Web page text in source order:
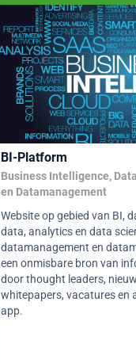
BI-Platform
Business Intelligence,
en Datamanagement
Website op gebied van BI,
data, analytics en data
datamanagement en
een onmisbare bron van
door thought leaders,
whitepapers, vacatures en
app.